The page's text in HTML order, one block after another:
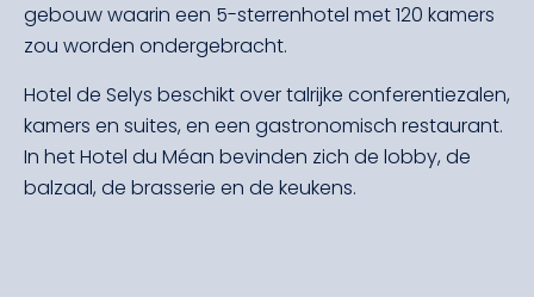
gebouw waarin een 5-sterrenhotel met 120 kamers
zou worden ondergebracht.
Hotel de Selys beschikt over talrijke conferentiezalen,
kamers en suites, en een gastronomisch restaurant.
In het Hotel du Méan bevinden zich de lobby, de
balzaal, de brasserie en de keukens.